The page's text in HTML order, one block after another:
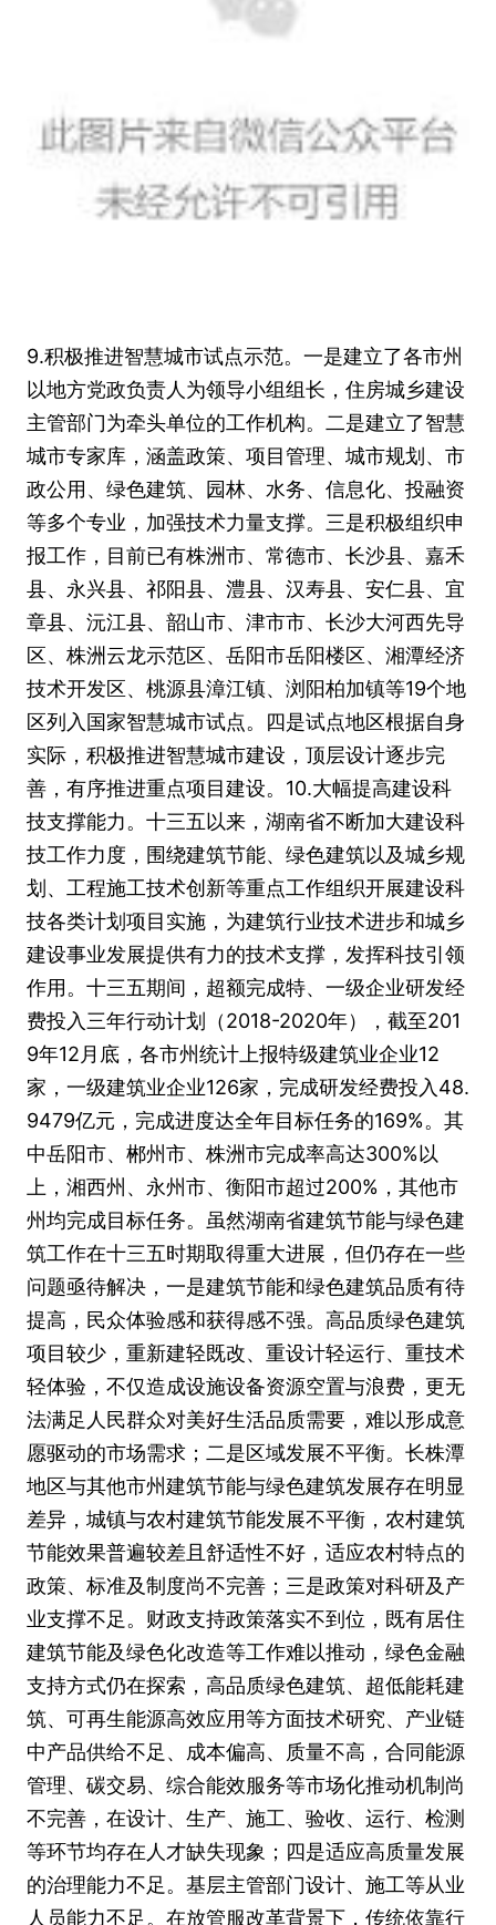
9.积极推进智慧城市试点示范。一是建立了各市州
以地方党政负责人为领导小组组长，住房城乡建设
主管部门为牵头单位的工作机构。二是建立了智慧
城市专家库，涵盖政策、项目管理、城市规划、市
政公用、绿色建筑、园林、水务、信息化、投融资
等多个专业，加强技术力量支撑。三是积极组织申
报工作，目前已有株洲市、常德市、长沙县、嘉禾
县、永兴县、祁阳县、澧县、汉寿县、安仁县、宜
章县、沅江县、韶山市、津市市、长沙大河西先导
区、株洲云龙示范区、岳阳市岳阳楼区、湘潭经济
技术开发区、桃源县漳江镇、浏阳柏加镇等19个地
区列入国家智慧城市试点。四是试点地区根据自身
实际，积极推进智慧城市建设，顶层设计逐步完
善，有序推进重点项目建设。10.大幅提高建设科
技支撑能力。十三五以来，湖南省不断加大建设科
技工作力度，围绕建筑节能、绿色建筑以及城乡规
划、工程施工技术创新等重点工作组织开展建设科
技各类计划项目实施，为建筑行业技术进步和城乡
建设事业发展提供有力的技术支撑，发挥科技引领
作用。十三五期间，超额完成特、一级企业研发经
费投入三年行动计划（2018-2020年），截至201
9年12月底，各市州统计上报特级建筑业企业12
家，一级建筑业企业126家，完成研发经费投入48.
9479亿元，完成进度达全年目标任务的169%。其
中岳阳市、郴州市、株洲市完成率高达300%以
上，湘西州、永州市、衡阳市超过200%，其他市
州均完成目标任务。虽然湖南省建筑节能与绿色建
筑工作在十三五时期取得重大进展，但仍存在一些
问题亟待解决，一是建筑节能和绿色建筑品质有待
提高，民众体验感和获得感不强。高品质绿色建筑
项目较少，重新建轻既改、重设计轻运行、重技术
轻体验，不仅造成设施设备资源空置与浪费，更无
法满足人民群众对美好生活品质需要，难以形成意
愿驱动的市场需求；二是区域发展不平衡。长株潭
地区与其他市州建筑节能与绿色建筑发展存在明显
差异，城镇与农村建筑节能发展不平衡，农村建筑
节能效果普遍较差且舒适性不好，适应农村特点的
政策、标准及制度尚不完善；三是政策对科研及产
业支撑不足。财政支持政策落实不到位，既有居住
建筑节能及绿色化改造等工作难以推动，绿色金融
支持方式仍在探索，高品质绿色建筑、超低能耗建
筑、可再生能源高效应用等方面技术研究、产业链
中产品供给不足、成本偏高、质量不高，合同能源
管理、碳交易、综合能效服务等市场化推动机制尚
不完善，在设计、生产、施工、验收、运行、检测
等环节均存在人才缺失现象；四是适应高质量发展
的治理能力不足。基层主管部门设计、施工等从业
人员能力不足。在放管服改革背景下，传统依靠行